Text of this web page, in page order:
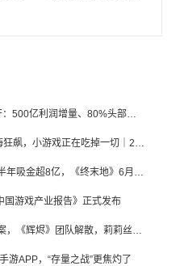
游戏AI“账本”公开：500亿利润增量、80%头部入局，谁在闷声发财？
端游“复活”，出海狂飙，小游戏正在吃掉一切｜2026上半年产业报告
仅苹果谷歌商店半年吸金超8亿，《终末地》6月份收入显著回暖
国游戏产业报告》正式发布
腾讯曝百亿收购案，《辉烬》团队解散，莉莉丝新作曝光｜陀螺周报
游APP，“存量之战”更焦灼了